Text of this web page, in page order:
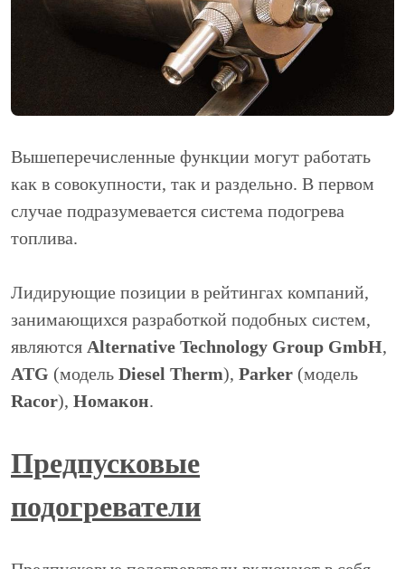
Вышеперечисленные функции могут работать
как в совокупности, так и раздельно. В первом
случае подразумевается система подогрева
топлива.
Лидирующие позиции в рейтингах компаний,
занимающихся разработкой подобных систем,
являются Alternative Technology Group GmbH,
ATG (модель Diesel Therm), Parker (модель
Racor), Номакон.
Предпусковые
подогреватели